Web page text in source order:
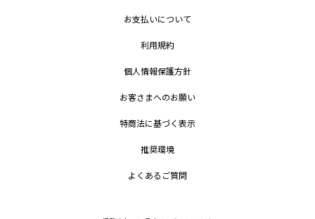
お支払いについて
利用規約
個人情報保護方針
お客さまへのお願い
特商法に基づく表示
推奨環境
よくあるご質問